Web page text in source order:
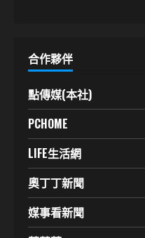
合作夥伴
點傳媒(本社)
PCHOME
LIFE生活網
奧丁丁新聞
媒事看新聞